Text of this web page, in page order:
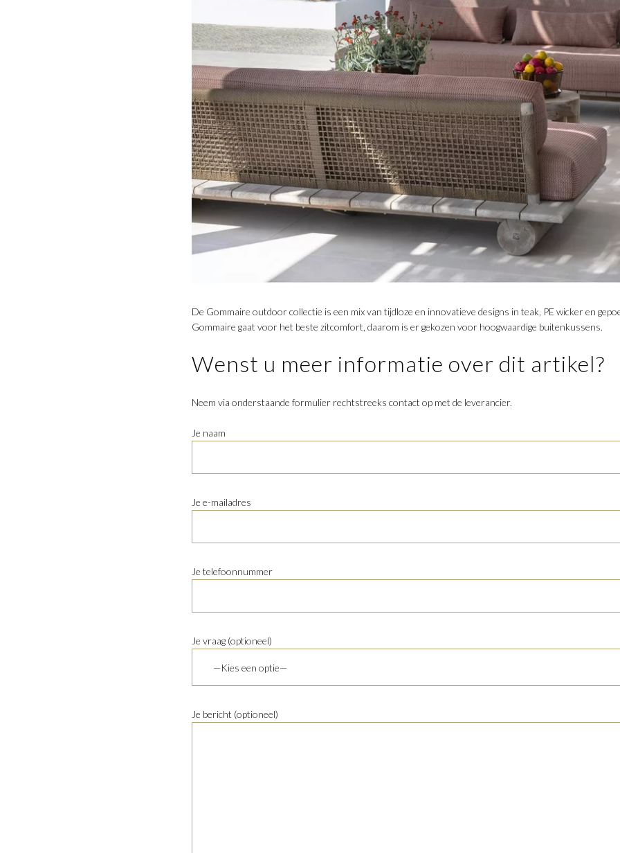
De Gommaire outdoor collectie is een mix van tijdloze en innovatieve designs in teak, PE wicker en
Gommaire gaat voor het beste zitcomfort, daarom is er gekozen voor hoogwaardige buitenkussens.
Wenst u meer informatie over dit artikel?
Neem via onderstaande formulier rechtstreeks contact op met de leverancier.
Je naam
Je e-mailadres
Je telefoonnummer
Je vraag (optioneel)
Je bericht (optioneel)